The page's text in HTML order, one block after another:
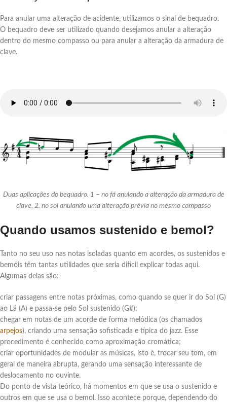
Para anular uma alteração de acidente, utilizamos o sinal de bequadro.
O bequadro deve ser utilizado quando desejamos anular a alteração
dentro do mesmo compasso ou para anular a alteração da armadura de
clave.
Duas aplicações do bequadro. 1 – no fá anulando a alteração da armadura de
clave. 2. no sol anulando uma alteração prévia no mesmo compasso
Quando usamos sustenido e bemol?
Tanto no seu uso nas notas isoladas quanto em acordes, os sustenidos e
bemóis têm tantas utilidades que seria difícil explicar todas aqui.
Algumas delas são:
criar passagens entre notas próximas, como quando se quer ir do Sol (G)
ao Lá (A) e passa-se pelo Sol sustenido (G#);
chegar em notas de um acorde de forma melódica (os chamados
arpejos), criando uma sensação sofisticada e típica do jazz. Esse
procedimento é conhecido como aproximação cromática;
criar oportunidades de modular as músicas, isto é, trocar seu tom, em
geral de maneira abrupta, gerando uma sensação interessante de
deslocamento no ouvinte.
Do ponto de vista teórico, há momentos em que se usa o sustenido e
outros em que se usa o bemol. Isso acontece porque, dependendo do